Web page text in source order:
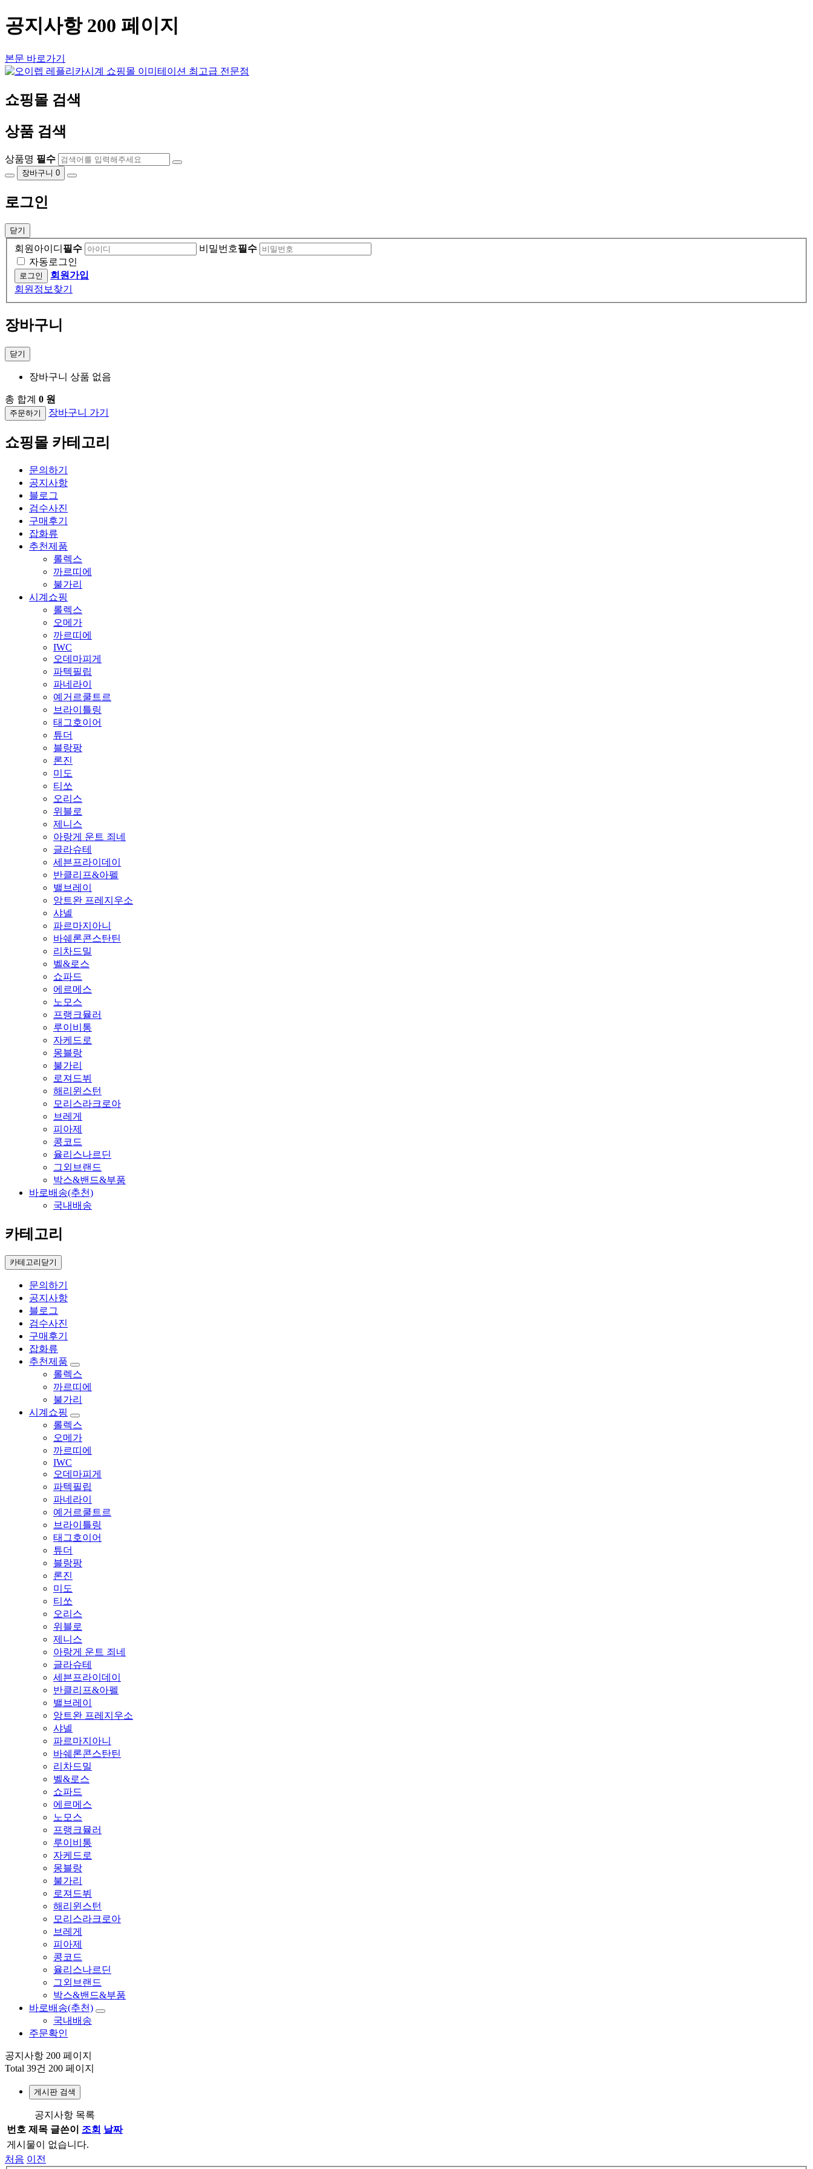
공지사항 200 페이지
본문 바로가기
쇼핑몰 검색
상품 검색
상품명 필수
장바구니 0
로그인
닫기
회원아이디 필수 비밀번호필수
자동로그인
회원가입
회원정보찾기
장바구니
닫기
장바구니 상품 없음
총 합계 0 원
주문하기 장바구니 가기
쇼핑몰 카테고리
문의하기
공지사항
블로그
검수사진
구매후기
잡화류
추천제품
롤렉스
까르띠에
불가리
시계쇼핑
롤렉스
오메가
까르띠에
IWC
오데마피게
파텍필립
파네라이
예거르쿨트르
브라이틀링
태그호이어
튜더
블랑팡
론진
미도
티쏘
오리스
위블로
제니스
아랑게 운트 죄네
글라슈테
세븐프라이데이
반클리프&아펠
밸브레이
앙트완 프레지우소
샤넬
파르마지아니
바쉐론콘스탄틴
리차드밀
벨&로스
쇼파드
에르메스
노모스
프랭크뮬러
루이비통
자케드로
몽블랑
불가리
로져드뷔
해리윈스턴
모리스라크로아
브레게
피아제
콩코드
율리스나르딘
그외브랜드
박스&밴드&부품
바로배송(추천)
국내배송
카테고리
카테고리닫기
문의하기
공지사항
블로그
검수사진
구매후기
잡화류
추천제품
롤렉스
까르띠에
불가리
시계쇼핑
롤렉스
오메가
까르띠에
IWC
오데마피게
파텍필립
파네라이
예거르쿨트르
브라이틀링
태그호이어
튜더
블랑팡
론진
미도
티쏘
오리스
위블로
제니스
아랑게 운트 죄네
글라슈테
세븐프라이데이
반클리프&아펠
밸브레이
앙트완 프레지우소
샤넬
파르마지아니
바쉐론콘스탄틴
리차드밀
벨&로스
쇼파드
에르메스
노모스
프랭크뮬러
루이비통
자케드로
몽블랑
불가리
로져드뷔
해리윈스턴
모리스라크로아
브레게
피아제
콩코드
율리스나르딘
그외브랜드
박스&밴드&부품
바로배송(추천)
국내배송
주문확인
공지사항 200 페이지
Total 39건 200 페이지
게시판 검색
공지사항 목록
번호 제목 글쓴이 조회 날짜
게시물이 없습니다.
처음 이전